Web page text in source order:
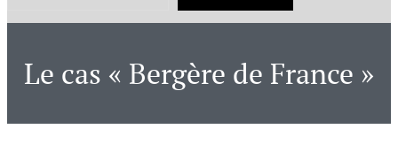
h
Le cas « Bergère de France »